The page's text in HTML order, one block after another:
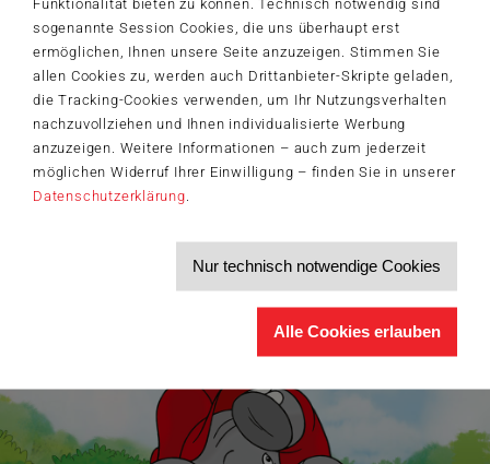
Funktionalität bieten zu können. Technisch notwendig sind
sogenannte Session Cookies, die uns überhaupt erst
ermöglichen, Ihnen unsere Seite anzuzeigen. Stimmen Sie
allen Cookies zu, werden auch Drittanbieter-Skripte geladen,
die Tracking-Cookies verwenden, um Ihr Nutzungsverhalten
nachzuvollziehen und Ihnen individualisierte Werbung
anzuzeigen. Weitere Informationen – auch zum jederzeit
möglichen Widerruf Ihrer Einwilligung – finden Sie in unserer
Datenschutzerklärung.
Nur technisch notwendige Cookies
Alle Cookies erlauben
Der Schmidt-Spiele-Newsletter
Jetzt anmelden und 5€ Willkommensrabatt sichern
Themen rund um Schmidt®Spiele – und sichern Sie sich einen
Willkommensgutschein in Höhe von 5€ für Ihren nächsten Einkauf im
Schmidt-Spiele-Shop.
Produktneuheiten und Sortimentserweiterungen
Aktuelle Themen und Trends aus der Spielewelt
Ich möchte den Schmidt-Spiele-Newsletter erhalten. Die Abmeldung ist
Datenschutzbestimmungen.